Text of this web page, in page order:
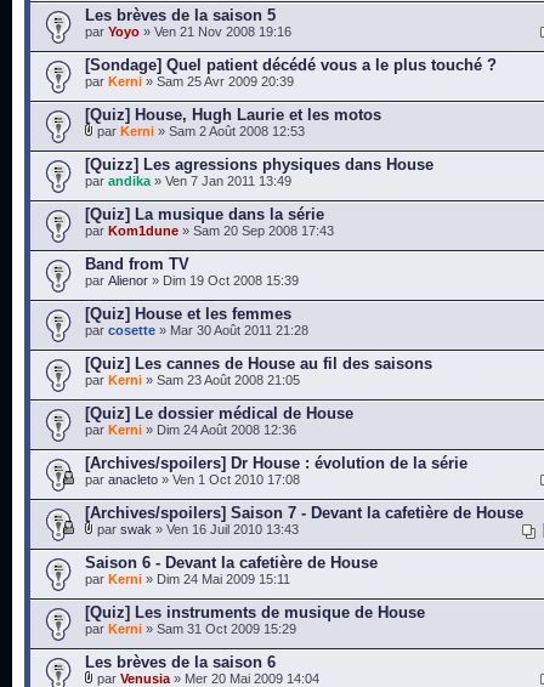
Les brèves de la saison 5
par Yoyo » Ven 21 Nov 2008 19:16
[Sondage] Quel patient décédé vous a le plus touché ?
par Kerni » Sam 25 Avr 2009 20:39
[Quiz] House, Hugh Laurie et les motos
par Kerni » Sam 2 Août 2008 12:53
[Quizz] Les agressions physiques dans House
par andika » Ven 7 Jan 2011 13:49
[Quiz] La musique dans la série
par Kom1dune » Sam 20 Sep 2008 17:43
Band from TV
par Alienor » Dim 19 Oct 2008 15:39
[Quiz] House et les femmes
par cosette » Mar 30 Août 2011 21:28
[Quiz] Les cannes de House au fil des saisons
par Kerni » Sam 23 Août 2008 21:05
[Quiz] Le dossier médical de House
par Kerni » Dim 24 Août 2008 12:36
[Archives/spoilers] Dr House : évolution de la série
par anacleto » Ven 1 Oct 2010 17:08
[Archives/spoilers] Saison 7 - Devant la cafetière de House
par swak » Ven 16 Juil 2010 13:43
Saison 6 - Devant la cafetière de House
par Kerni » Dim 24 Mai 2009 15:11
[Quiz] Les instruments de musique de House
par Kerni » Sam 31 Oct 2009 15:29
Les brèves de la saison 6
par Venusia » Mer 20 Mai 2009 14:04